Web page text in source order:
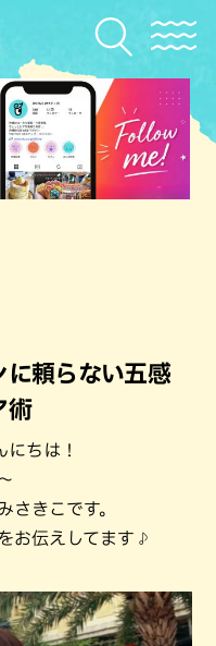
に頼らない五感
術
ちは！
さきこです。
お伝えしてます♪